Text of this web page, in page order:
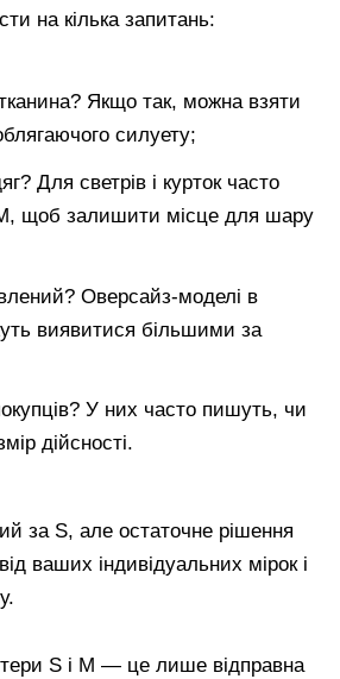
на кілька запитань:
Якщо так, можна взяти
силуету;
Для светрів і курток часто
щоб залишити місце для шару
Оверсайз-моделі в
виявитися більшими за
У них часто пишуть, чи
дійсності.
за S, але остаточне рішення
ваших індивідуальних мірок і
S і M — це лише відправна